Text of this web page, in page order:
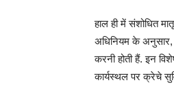
हाल ही में संशोधित
अधिनियम के अनुसार,
करनी होती हैं. इन
कार्यस्थल पर क्रेचे